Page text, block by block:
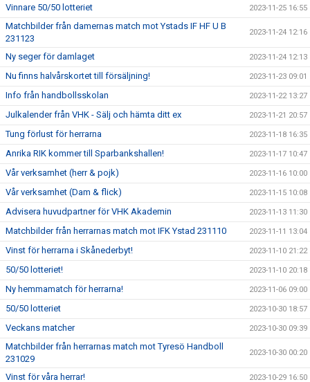
Vinnare 50/50 lotteriet 2023-11-25 16:55
Matchbilder från damernas match mot Ystads IF HF U B
231123
2023-11-24 12:16
Ny seger för damlaget 2023-11-24 12:13
Nu finns halvårskortet till försäljning! 2023-11-23 09:01
Info från handbollsskolan 2023-11-22 13:27
Julkalender från VHK - Sälj och hämta ditt ex 2023-11-21 20:57
Tung förlust för herrarna 2023-11-18 16:35
Anrika RIK kommer till Sparbankshallen! 2023-11-17 10:47
Vår verksamhet (herr & pojk) 2023-11-16 10:00
Vår verksamhet (Dam & flick) 2023-11-15 10:08
Advisera huvudpartner för VHK Akademin 2023-11-13 11:30
Matchbilder från herrarnas match mot IFK Ystad 231110 2023-11-11 13:04
Vinst för herrarna i Skånederbyt! 2023-11-10 21:22
50/50 lotteriet! 2023-11-10 20:18
Ny hemmamatch för herrarna! 2023-11-06 09:00
50/50 lotteriet 2023-10-30 18:57
Veckans matcher 2023-10-30 09:39
Matchbilder från herrarnas match mot Tyresö Handboll
231029
2023-10-30 00:20
Vinst för våra herrar! 2023-10-29 16:50